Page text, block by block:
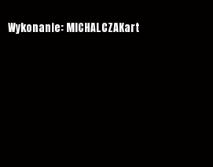
Wykonanie: MICHALCZAKart